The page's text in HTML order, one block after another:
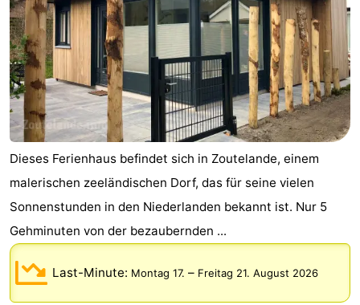
Dieses Ferienhaus befindet sich in Zoutelande, einem
malerischen zeeländischen Dorf, das für seine vielen
Sonnenstunden in den Niederlanden bekannt ist. Nur 5
Gehminuten von der bezaubernden ...
Last-Minute: Montag 17. – Freitag 21. August 2026